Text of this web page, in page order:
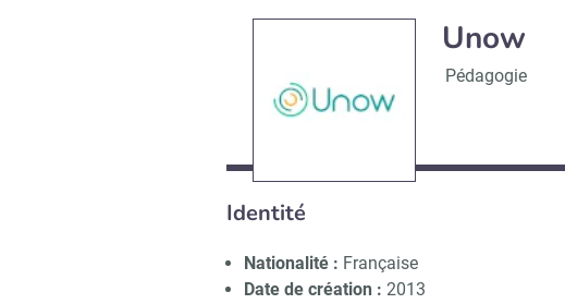
Unow
Pédagogie
Identité
Nationalité : Française
Date de création : 2013